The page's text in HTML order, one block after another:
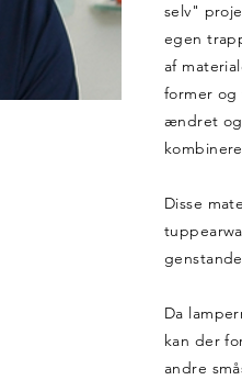
selv"
egen
af
former og
ændret og
Disse
Da
kan der
andre